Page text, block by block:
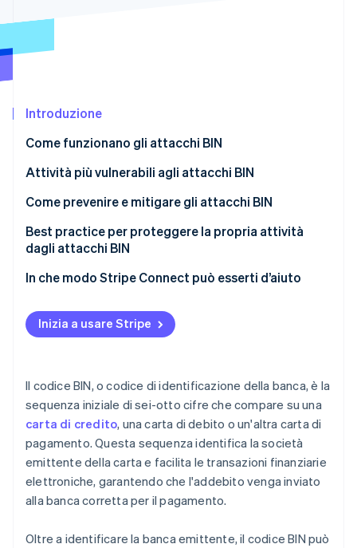
Radar
Rimozione del carbonio
Identity
Verifica online dell'identità
Stripe Sessions 2026
Guarda ora
Introduzione
Come funzionano gli attacchi BIN
Attività più vulnerabili agli attacchi BIN
Come prevenire e mitigare gli attacchi BIN
Best practice per proteggere la propria attività
dagli attacchi BIN
In che modo Stripe Connect può esserti d’aiuto
Inizia a usare Stripe
Il codice BIN, o codice di identificazione della banca, è la
sequenza iniziale di sei-otto cifre che compare su una
carta di credito, una carta di debito o un'altra carta di
pagamento. Questa sequenza identifica la società
emittente della carta e facilita le transazioni finanziarie
elettroniche, garantendo che l'addebito venga inviato
alla banca corretta per il pagamento.
Oltre a identificare la banca emittente, il codice BIN può